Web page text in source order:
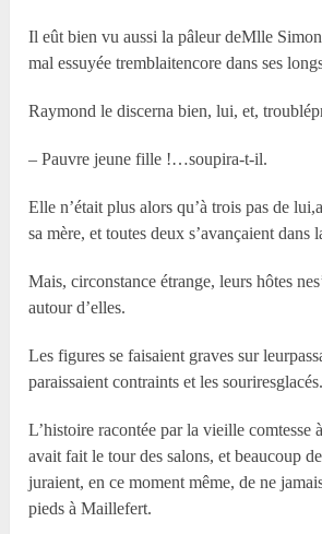
Il eût bien vu aussi la pâleur deMlle
mal essuyée tremblaitencore dans ses
Raymond le discerna bien, lui, et,
– Pauvre jeune fille !…soupira-t-il.
Elle n’était plus alors qu’à trois pas de
sa mère, et toutes deux s’avançaient dans
Mais, circonstance étrange, leurs hôtes
autour d’elles.
Les figures se faisaient graves sur
paraissaient contraints et les souriresglacés.
L’histoire racontée par la vieille comtesse
avait fait le tour des salons, et beaucoup
juraient, en ce moment même, de ne
pieds à Maillefert.